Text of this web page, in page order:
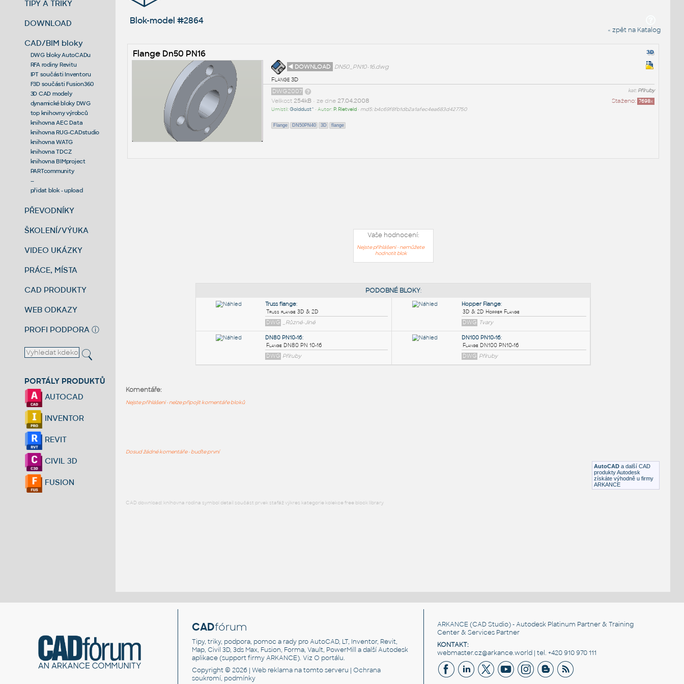
TIPY A TRIKY
DOWNLOAD
CAD/BIM bloky
DWG bloky AutoCADu
RFA rodiny Revitu
IPT součásti Inventoru
F3D součásti Fusion360
3D CAD modely
dynamické bloky DWG
top knihovny výrobců
knihovna AEC Data
knihovna RUG-CADstudio
knihovna WATG
knihovna TDCZ
knihovna BIMproject
PARTcommunity
--
přidat blok - upload
PŘEVODNÍKY
ŠKOLENÍ/VÝUKA
VIDEO UKÁZKY
PRÁCE, MÍSTA
CAD PRODUKTY
WEB ODKAZY
PROFI PODPORA ⓘ
PORTÁLY PRODUKTŮ
AUTOCAD
INVENTOR
REVIT
CIVIL 3D
FUSION
Blok-model #2864
« zpět na Katalog
Flange Dn50 PN16
◄ DOWNLOAD
DN50_PN10-16.dwg
Flange 3D
kat:Příruby
DWG2007
Staženo: 7698x
Velikost 254kB• ze dne 27.04.2008
Umístil:Golddust^ • Autor: P. Rietveld• md5: b4c69f8fb1db2a1afec4ea683d427750
Flange DN50PN40 3D flange
Vaše hodnocení:
Nejste přihlášeni - nemůžete
hodnotit blok
AutoCAD a další CAD
produkty Autodesk
získáte výhodně u firmy
ARKANCE
Komentáře:
Nejste přihlášeni - nelze připojit komentáře bloků
Dosud žádné komentáře - buďte první
CAD download: knihovna rodina symbol detail součást prvek stafáž výkres kategorie kolekce free block library
CADfórum
Tipy, triky, podpora, pomoc a rady pro AutoCAD, LT, Inventor, Revit,
Map, Civil 3D, 3ds Max, Fusion, Forma, Vault, PowerMill a další Autodesk
aplikace (support firmy ARKANCE). VizO portálu.
Copyright © 2026 |Web reklama na tomto serveru |Ochrana
soukromí, podmínky
ARKANCE (CAD Studio) - Autodesk Platinum Partner & Training
Center & Services Partner
KONTAKT:
webmaster.cz@arkance.world | tel. +420 910 970 111